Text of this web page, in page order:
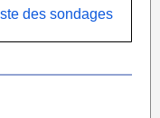
des sondages